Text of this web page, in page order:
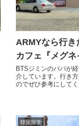
ARMYなら行き
カフェ『メグネ
BTSジミンのパパが
介しています。行き
のでぜひ参考にしてく
韓国留学